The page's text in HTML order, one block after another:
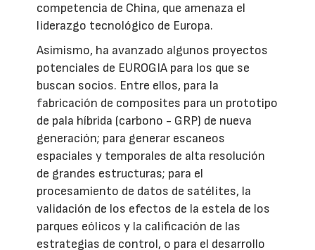
competencia de China, que amenaza el
liderazgo tecnológico de Europa.
Asimismo, ha avanzado algunos proyectos
potenciales de EUROGIA para los que se
buscan socios. Entre ellos, para la
fabricación de composites para un prototipo
de pala híbrida (carbono - GRP) de nueva
generación; para generar escaneos
espaciales y temporales de alta resolución
de grandes estructuras; para el
procesamiento de datos de satélites, la
validación de los efectos de la estela de los
parques eólicos y la calificación de las
estrategias de control, o para el desarrollo